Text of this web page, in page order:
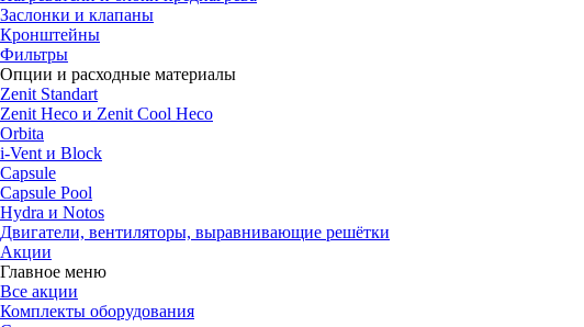
Заслонки и клапаны
Кронштейны
Фильтры
Опции и расходные материалы
Zenit Standart
Zenit Heco и Zenit Cool Heco
Orbita
i-Vent и Block
Capsule
Capsule Pool
Hydra и Notos
Двигатели, вентиляторы, выравнивающие решётки
Акции
Главное меню
Все акции
Комплекты оборудования